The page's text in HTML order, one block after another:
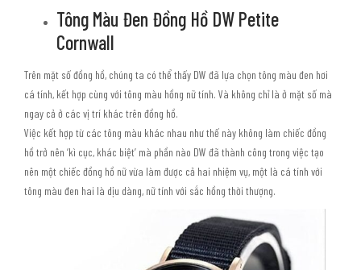
Tông Màu Đen Đồng Hồ DW Petite
Cornwall
Trên mặt số đồng hồ, chúng ta có thể thấy DW đã lựa chọn tông màu đen hơi
cá tính, kết hợp cùng với tông màu hồng nữ tính. Và không chỉ là ở mặt số mà
ngay cả ở các vị trí khác trên đồng hồ.
Việc kết hợp từ các tông màu khác nhau như thế này không làm chiếc đồng
hồ trở nên ‘kì cục, khác biệt’ mà phần nào DW đã thành công trong việc tạo
nên một chiếc đồng hồ nữ vừa làm được cả hai nhiệm vụ, một là cá tính với
tông màu đen hai là dịu dàng, nữ tính với sắc hồng thời thượng.